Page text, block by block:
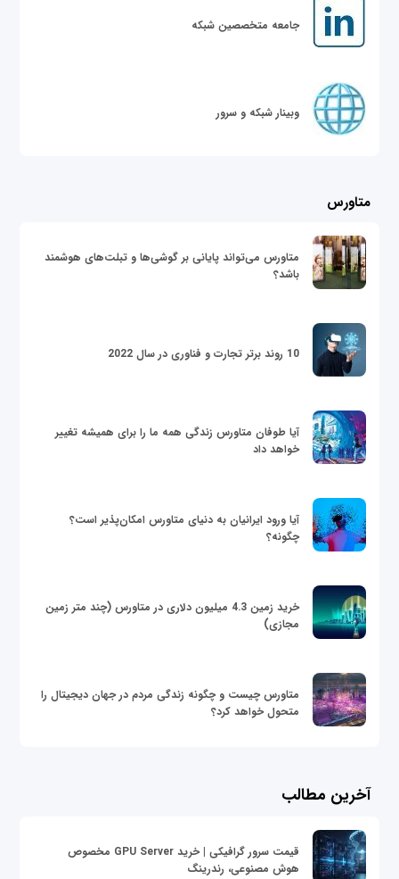
جامعه متخصصین شبکه
وبینار شبکه و سرور
متاورس
متاورس می‌تواند پایانی بر گوشی‌ها و تبلت‌های هوشمند
باشد؟
10 روند برتر تجارت و فناوری در سال 2022
آیا طوفان متاورس زندگی همه ما را برای همیشه تغییر
خواهد داد
آیا ورود ایرانیان به دنیای متاورس امکان‌پذیر است؟
چگونه؟
خرید زمین 4.3 میلیون دلاری در متاورس (چند متر زمین
مجازی)
متاورس چیست و چگونه زندگی مردم در جهان دیجیتال را
متحول خواهد کرد؟
آخرین مطالب
قیمت سرور گرافیکی | خرید GPU Server مخصوص
هوش مصنوعی، رندرینگ